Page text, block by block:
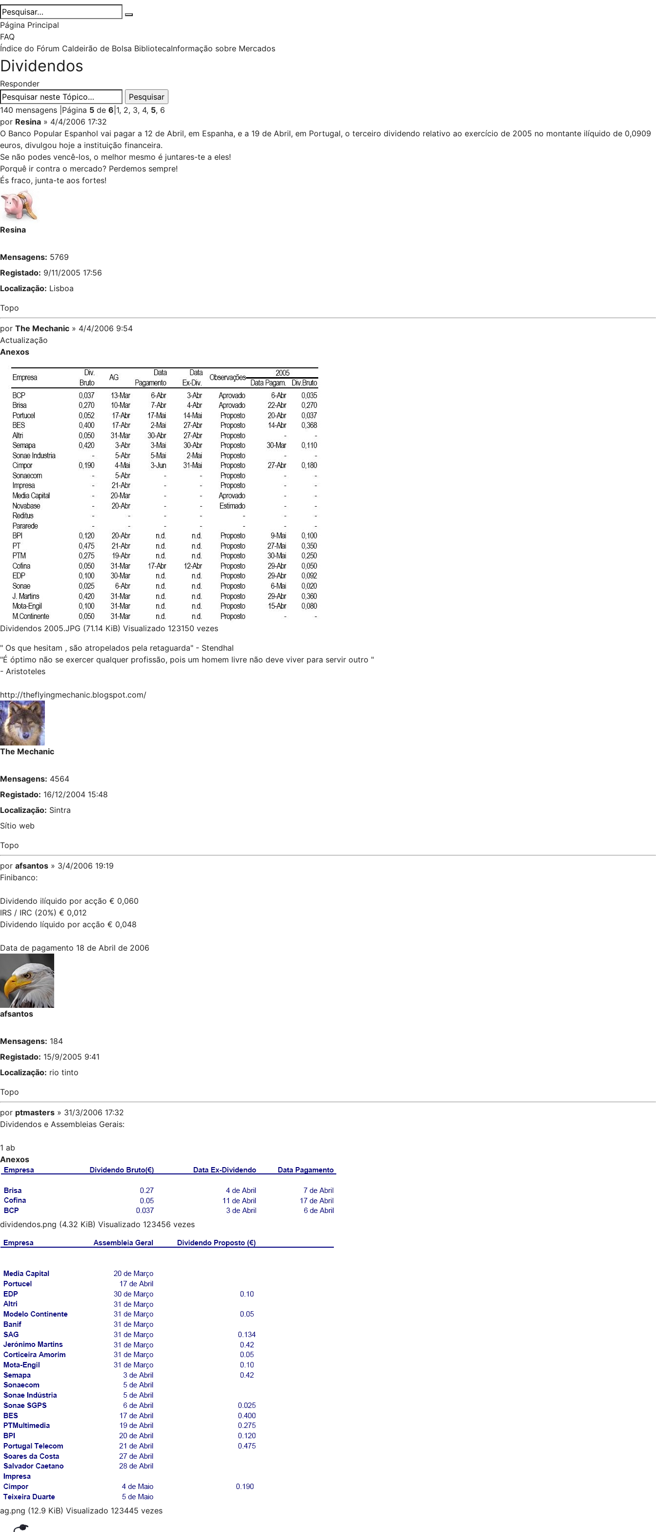
Página Principal
FAQ
Índice do Fórum Caldeirão de Bolsa BibliotecaInformação sobre Mercados
Dividendos
Responder
140 mensagens Página 5 de 6 1, 2, 3, 4, 5, 6
por Resina » 4/4/2006 17:32
O Banco Popular Espanhol vai pagar a 12 de Abril, em Espanha, e a 19 de Abril, em Portugal, o terceiro dividendo relativo ao exercício de 2005 no montante ilíquido de 0,0909
euros, divulgou hoje a instituição financeira.
Se não podes vencê-los, o melhor mesmo é juntares-te a eles!
Porquê ir contra o mercado? Perdemos sempre!
És fraco, junta-te aos fortes!
Resina
Mensagens: 5769
Registado: 9/11/2005 17:56
Localização: Lisboa
Topo
por The Mechanic » 4/4/2006 9:54
Actualização
Anexos
Dividendos 2005.JPG (71.14 KiB) Visualizado 123150 vezes
" Os que hesitam , são atropelados pela retaguarda" - Stendhal
"É óptimo não se exercer qualquer profissão, pois um homem livre não deve viver para servir outro "
- Aristoteles
http://theflyingmechanic.blogspot.com/
The Mechanic
Mensagens: 4564
Registado: 16/12/2004 15:48
Localização: Sintra
Sítio web
Topo
por afsantos » 3/4/2006 19:19
Finibanco:
Dividendo ilíquido por acção € 0,060
IRS / IRC (20%) € 0,012
Dividendo líquido por acção € 0,048
Data de pagamento 18 de Abril de 2006
afsantos
Mensagens: 184
Registado: 15/9/2005 9:41
Localização: rio tinto
Topo
por ptmasters » 31/3/2006 17:32
Dividendos e Assembleias Gerais:
1 ab
Anexos
dividendos.png (4.32 KiB) Visualizado 123456 vezes
ag.png (12.9 KiB) Visualizado 123445 vezes